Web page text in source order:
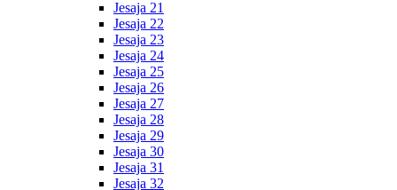
Jesaja 21
Jesaja 22
Jesaja 23
Jesaja 24
Jesaja 25
Jesaja 26
Jesaja 27
Jesaja 28
Jesaja 29
Jesaja 30
Jesaja 31
Jesaja 32